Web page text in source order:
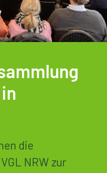
die
NRW zur